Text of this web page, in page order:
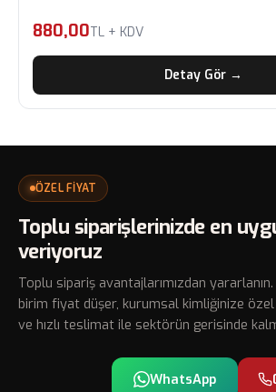
880,00TL + KDV
Detay Gör →
ÖZEL FİYAT
Toplu siparişlerinizde en
veriyoruz
Toplu sipariş avantajlarımızdan
birim fiyat düşer, kurumsal kimliğinize özel
ve hızlı teslimat ile sektörün gerisinde
WhatsApp